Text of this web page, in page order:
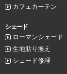
カフェカーテン
シェード
ローマンシェード
生地貼り換え
シェード修理